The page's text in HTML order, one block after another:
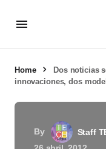
Home
Dos noticias
innovaciones, dos
By
Staff